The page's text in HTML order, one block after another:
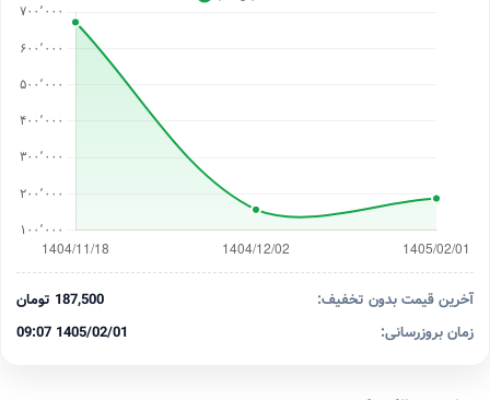
آخرین قیمت بدون تخفیف:
187,500 تومان
زمان بروزرسانی:
1405/02/01 09:07